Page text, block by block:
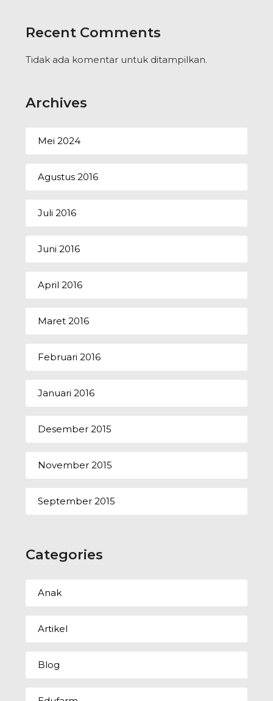
Recent Comments
Tidak ada komentar untuk ditampilkan.
Archives
Mei 2024
Agustus 2016
Juli 2016
Juni 2016
April 2016
Maret 2016
Februari 2016
Januari 2016
Desember 2015
November 2015
September 2015
Categories
Anak
Artikel
Blog